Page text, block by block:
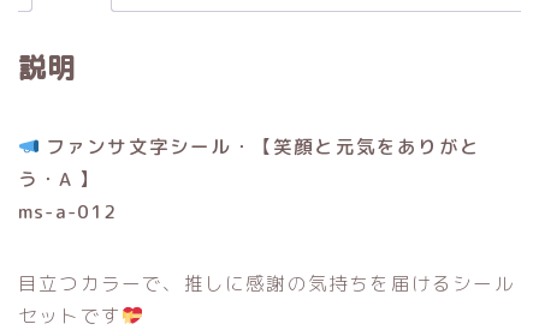
が
・
A
個
説明
ファンサ文字シール・【笑顔と元気をありがと
う・A 】
ms-a-012
目立つカラーで、推しに感謝の気持ちを届けるシール
セットです